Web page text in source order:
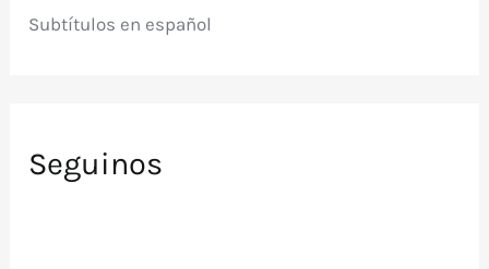
Subtítulos en español
Seguinos